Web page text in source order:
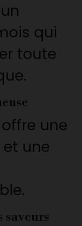
qui
toute
une
une